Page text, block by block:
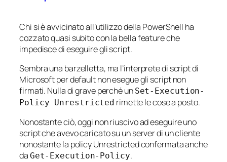
Chi si è avvicinato all’utilizzo della PowerShell ha
cozzato quasi subito con la bellafeatureche
impedisce di eseguire gli script.
Sembra una barzelletta, ma l’interprete di script di
Microsoft per default non esegue gli script non
firmati. Nulla di grave perché un Set-Execution-
Policy Unrestricted rimette le cose a posto.
Nonostante ciò, oggi non riuscivo ad eseguire uno
script che avevo caricato su un server di un cliente
nonostante la policy Unrestricted confermata anche
da Get-Execution-Policy.